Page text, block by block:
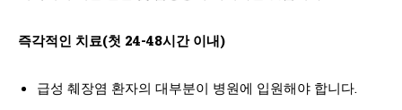
즉각적인 치료(첫 24-48시간 이내)
급성 췌장염 환자의 대부분이 병원에 입원해야 합니다.